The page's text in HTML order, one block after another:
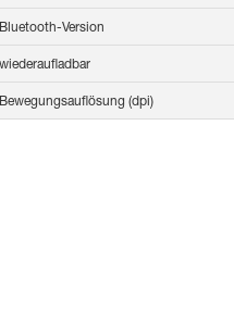
Bluetooth-Version
wiederaufladbar
Bewegungsauflösung (dpi)